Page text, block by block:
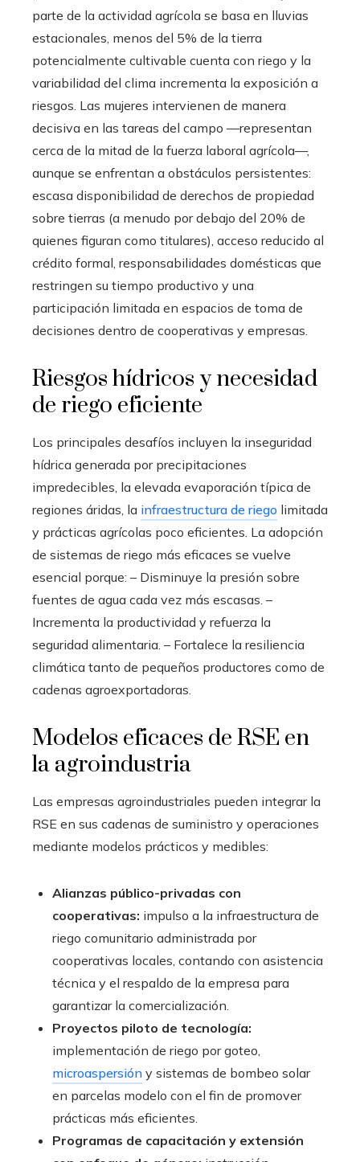
parte de la actividad agrícola se basa en lluvias
estacionales, menos del 5% de la tierra
potencialmente cultivable cuenta con riego y la
variabilidad del clima incrementa la exposición a
riesgos. Las mujeres intervienen de manera
decisiva en las tareas del campo —representan
cerca de la mitad de la fuerza laboral agrícola—,
aunque se enfrentan a obstáculos persistentes:
escasa disponibilidad de derechos de propiedad
sobre tierras (a menudo por debajo del 20% de
quienes figuran como titulares), acceso reducido al
crédito formal, responsabilidades domésticas que
restringen su tiempo productivo y una
participación limitada en espacios de toma de
decisiones dentro de cooperativas y empresas.
Riesgos hídricos y necesidad
de riego eficiente
Los principales desafíos incluyen la inseguridad
hídrica generada por precipitaciones
impredecibles, la elevada evaporación típica de
regiones áridas, la infraestructura de riego limitada
y prácticas agrícolas poco eficientes. La adopción
de sistemas de riego más eficaces se vuelve
esencial porque: – Disminuye la presión sobre
fuentes de agua cada vez más escasas. –
Incrementa la productividad y refuerza la
seguridad alimentaria. – Fortalece la resiliencia
climática tanto de pequeños productores como de
cadenas agroexportadoras.
Modelos eficaces de RSE en
la agroindustria
Las empresas agroindustriales pueden integrar la
RSE en sus cadenas de suministro y operaciones
mediante modelos prácticos y medibles:
Alianzas público-privadas con
cooperativas: impulso a la infraestructura de
riego comunitario administrada por
cooperativas locales, contando con asistencia
técnica y el respaldo de la empresa para
garantizar la comercialización.
Proyectos piloto de tecnología:
implementación de riego por goteo,
microaspersión y sistemas de bombeo solar
en parcelas modelo con el fin de promover
prácticas más eficientes.
Programas de capacitación y extensión